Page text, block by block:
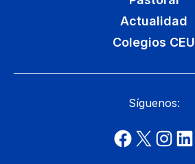
Actualidad
Colegios CEU
Síguenos: